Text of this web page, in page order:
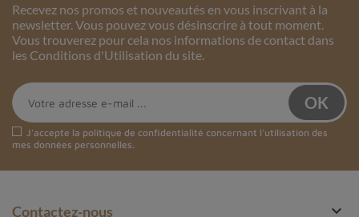
Recevez nos promos et nouveautés en vous inscrivant à la
newsletter. Vous pouvez vous désinscrire à tout moment.
Vous trouverez pour cela nos informations de contact dans
les Conditions d'Utilisation du site.
J'accepte la politique de confidentialité concernant l'utilisation des
mes données personnelles.
Contactez-nous 